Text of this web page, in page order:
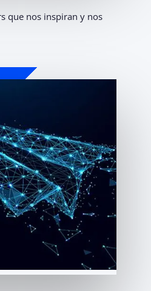
que nos inspiran y nos